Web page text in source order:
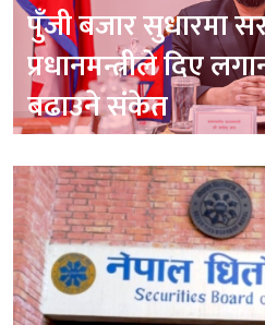
पुँजी बजार सुधारमा
प्रधानमन्त्रीले दिए
बढाउने संकेत